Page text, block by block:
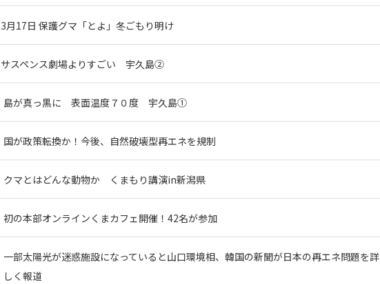
3月17日 保護グマ「とよ」冬ごもり明け
サスペンス劇場よりすごい 宇久島②
島が真っ黒に 表面温度７０度 宇久島①
国が政策転換か！今後、自然破壊型再エネを規制
クマとはどんな動物か くまもり講演in新潟県
初の本部オンラインくまカフェ開催！42名が参加
一部太陽光が迷惑施設になっていると山口環境相、韓国の新聞が日本の再エネ問題を詳
しく報道